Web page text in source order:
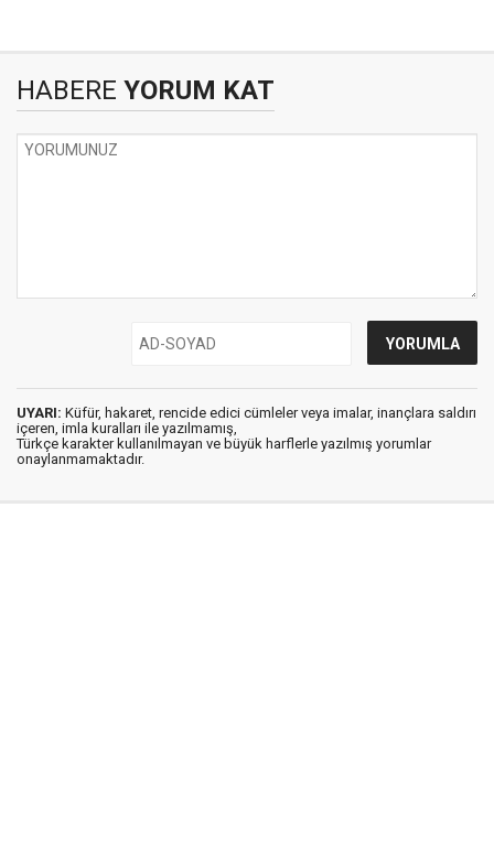
HABERE YORUM KAT
UYARI: Küfür, hakaret, rencide edici cümleler veya imalar, inançlara saldırı
içeren, imla kuralları ile yazılmamış,
Türkçe karakter kullanılmayan ve büyük harflerle yazılmış yorumlar
onaylanmamaktadır.